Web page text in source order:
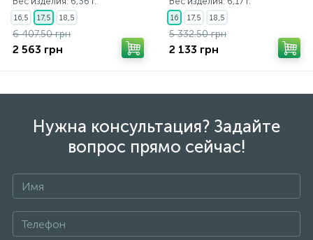
16,5 17,5 18,5
6 407.50 грн
2 563 грн
16 17,5 18,5
5 332.50 грн
2 133 грн
Нужна консультация? Задайте
вопрос прямо сейчас!